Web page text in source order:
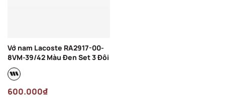
Vớ nam Lacoste RA2917-00-
8VM-39/42 Màu Đen Set 3 Đôi
600.000₫